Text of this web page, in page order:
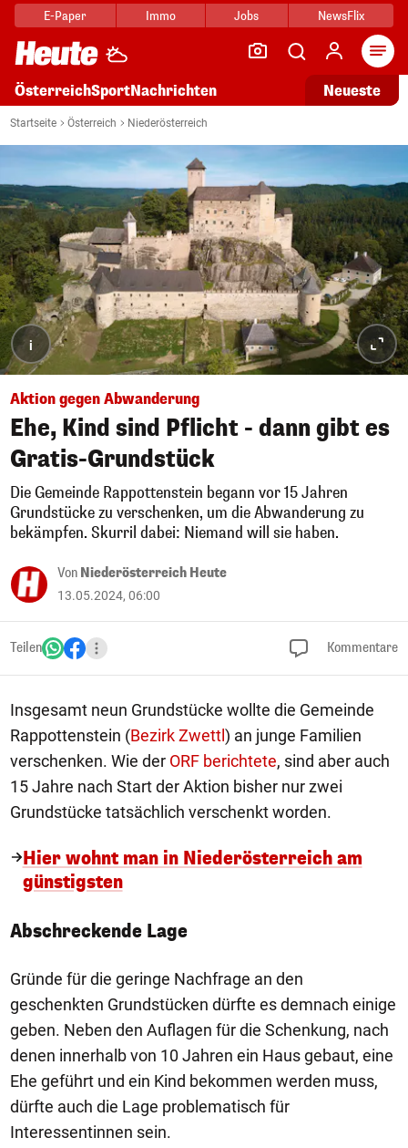
E-Paper Immo Jobs NewsFlix
ÖsterreichSportNachrichten Neueste
Startseite Österreich Niederösterreich
i
Aktion gegen Abwanderung
Ehe, Kind sind Pflicht - dann gibt es
Gratis-Grundstück
Die Gemeinde Rappottenstein begann vor 15 Jahren
Grundstücke zu verschenken, um die Abwanderung zu
bekämpfen. Skurril dabei: Niemand will sie haben.
Von Niederösterreich Heute
13.05.2024, 06:00
Teilen Kommentare
Insgesamt neun Grundstücke wollte die Gemeinde
Rappottenstein (Bezirk Zwettl) an junge Familien
verschenken. Wie der ORF berichtete, sind aber auch
15 Jahre nach Start der Aktion bisher nur zwei
Grundstücke tatsächlich verschenkt worden.
Hier wohnt man in Niederösterreich am
günstigsten
Abschreckende Lage
Gründe für die geringe Nachfrage an den
geschenkten Grundstücken dürfte es demnach einige
geben. Neben den Auflagen für die Schenkung, nach
denen innerhalb von 10 Jahren ein Haus gebaut, eine
Ehe geführt und ein Kind bekommen werden muss,
dürfte auch die Lage problematisch für
Interessentinnen sein.